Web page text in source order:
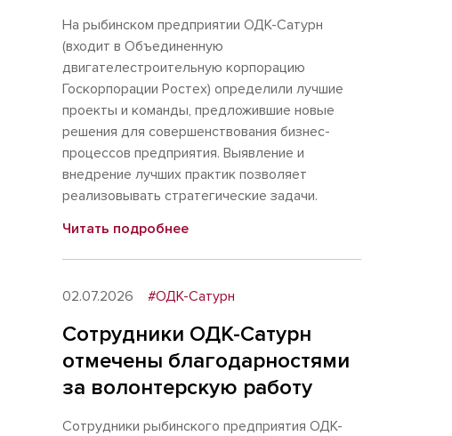
На рыбинском предприятии ОДК-Сатурн
(входит в Объединенную
двигателестроительную корпорацию
Госкорпорации Ростех) определили лучшие
проекты и команды, предложившие новые
решения для совершенствования бизнес-
процессов предприятия. Выявление и
внедрение лучших практик позволяет
реализовывать стратегические задачи.
Читать подробнее
02.07.2026 #ОДК-Сатурн
Сотрудники ОДК-Сатурн
отмечены благодарностями
за волонтерскую работу
Сотрудники рыбинского предприятия ОДК-